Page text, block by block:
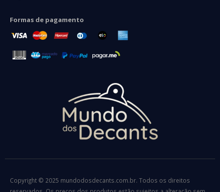
Formas de pagamento
Copyright © 2025 mundodosdecants.com.br. Todos os direitos